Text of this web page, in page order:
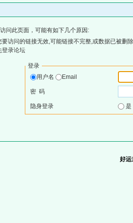
问此页面，可能有如下几个原因:
访问的链接无效,可能链接不完整,或数据已被删
登录论坛
登录
用户名
Email
密 码
隐身登录
好